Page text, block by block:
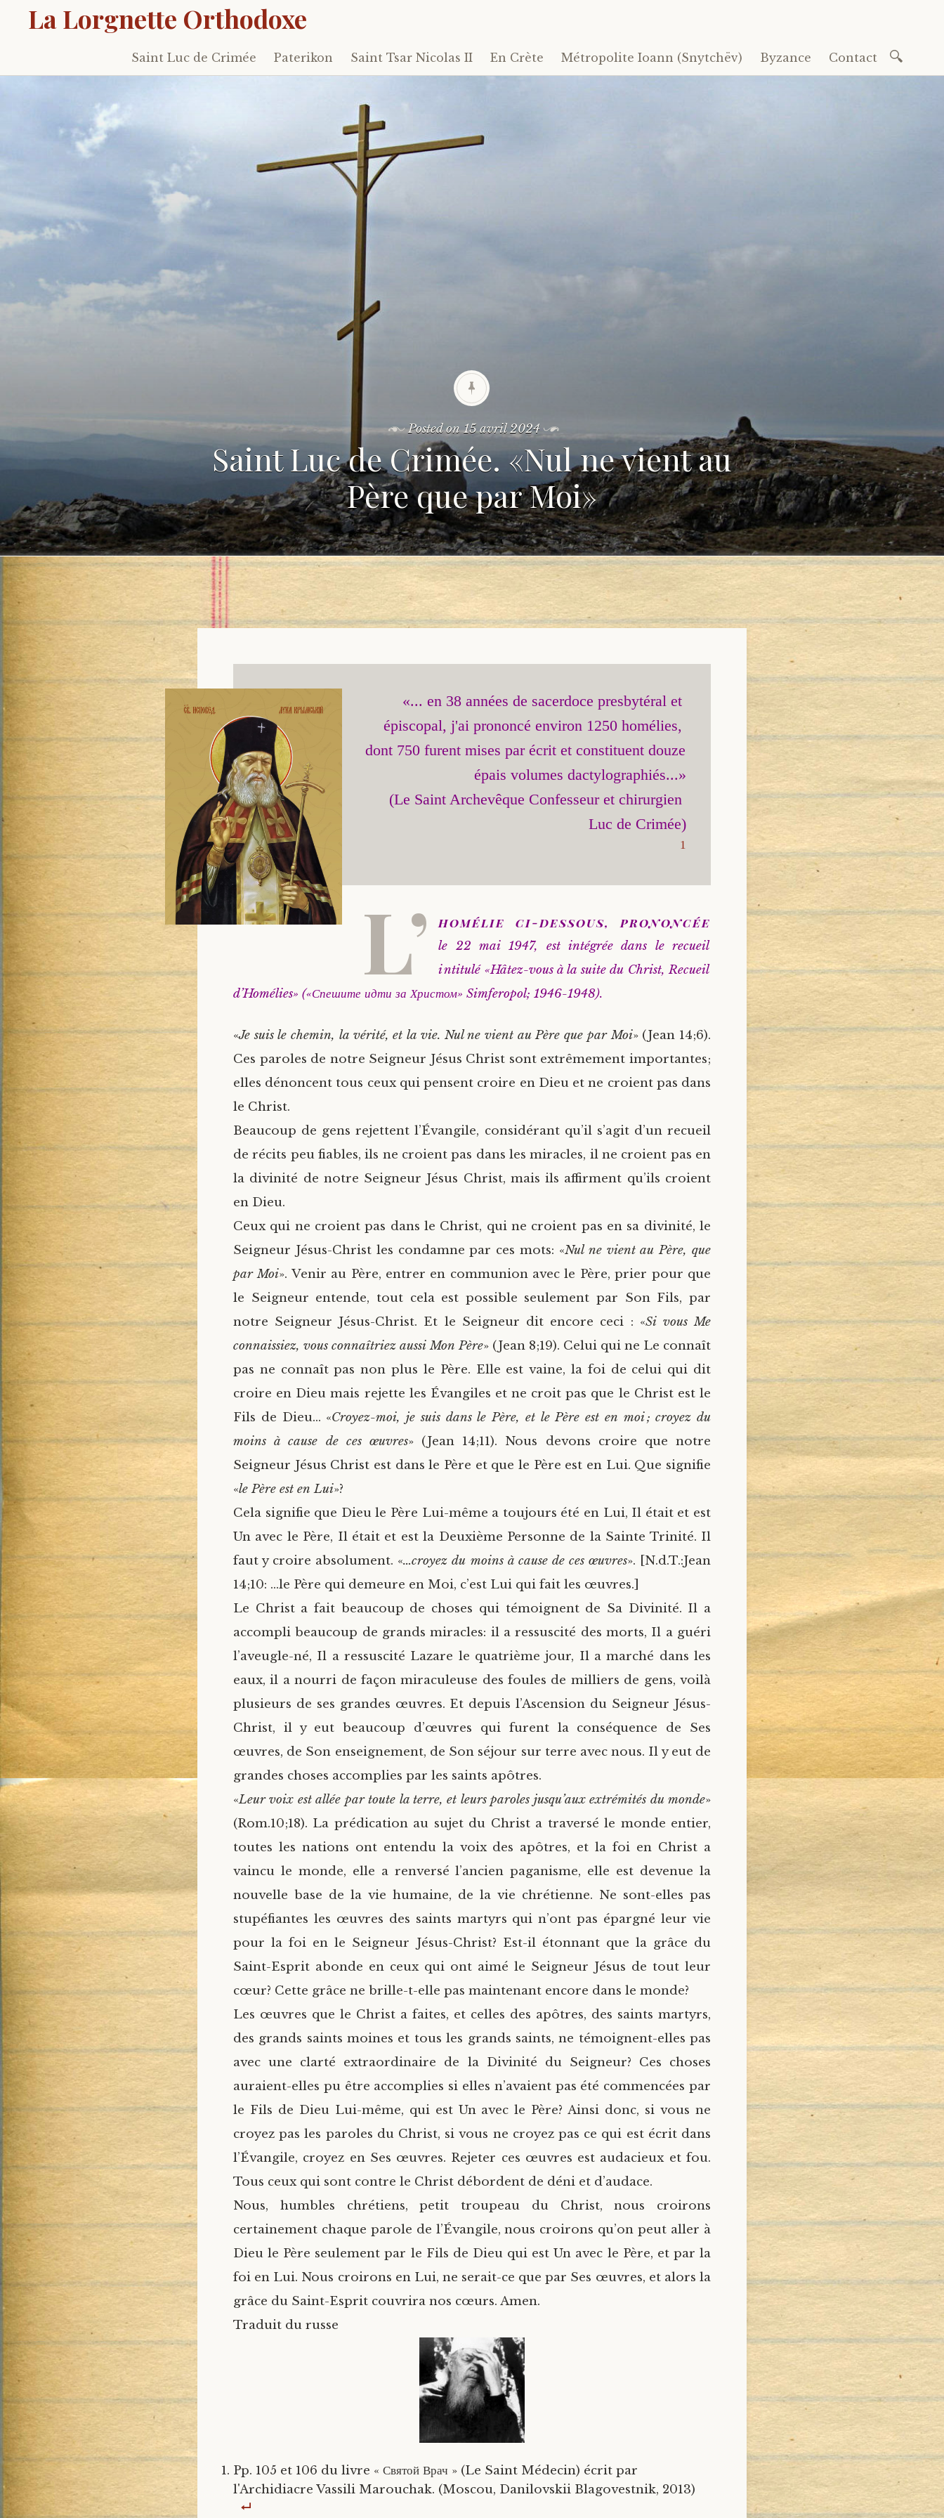
La Lorgnette Orthodoxe
Skip
to
Saint Luc de Crimée Paterikon Saint Tsar Nicolas II En Crète Métropolite Ioann (Snytchëv) Byzance Contact
Posted on15 avril 2024
Saint Luc de Crimée. «Nul ne vient au
Père que par Moi»
«... en 38 années de sacerdoce presbytéral et
épiscopal, j'ai prononcé environ 1250 homélies,
dont 750 furent mises par écrit et constituent douze
épais volumes dactylographiés...»
(Le Saint Archevêque Confesseur et chirurgien
Luc de Crimée)
1
L’ homélie ci-dessous, prononcée
le 22 mai 1947, est intégrée dans le recueil
intitulé «Hâtez-vous à la suite du Christ, Recueil
d’Homélies» («Спешите идти за Христом» Simferopol; 1946-1948).
«Je suis le chemin, la vérité, et la vie. Nul ne vient au Père que par Moi» (Jean 14;6).
Ces paroles de notre Seigneur Jésus Christ sont extrêmement importantes;
elles dénoncent tous ceux qui pensent croire en Dieu et ne croient pas dans
le Christ.
Beaucoup de gens rejettent l’Évangile, considérant qu’il s’agit d’un recueil
de récits peu fiables, ils ne croient pas dans les miracles, il ne croient pas en
la divinité de notre Seigneur Jésus Christ, mais ils affirment qu’ils croient
en Dieu.
Ceux qui ne croient pas dans le Christ, qui ne croient pas en sa divinité, le
Seigneur Jésus-Christ les condamne par ces mots: «Nul ne vient au Père, que
par Moi». Venir au Père, entrer en communion avec le Père, prier pour que
le Seigneur entende, tout cela est possible seulement par Son Fils, par
notre Seigneur Jésus-Christ. Et le Seigneur dit encore ceci : «Si vous Me
connaissiez, vous connaîtriez aussi Mon Père» (Jean 8;19). Celui qui ne Le connaît
pas ne connaît pas non plus le Père. Elle est vaine, la foi de celui qui dit
croire en Dieu mais rejette les Évangiles et ne croit pas que le Christ est le
Fils de Dieu… «Croyez-moi, je suis dans le Père, et le Père est en moi ; croyez du
moins à cause de ces œuvres» (Jean 14;11). Nous devons croire que notre
Seigneur Jésus Christ est dans le Père et que le Père est en Lui. Que signifie
«le Père est en Lui»?
Cela signifie que Dieu le Père Lui-même a toujours été en Lui, Il était et est
Un avec le Père, Il était et est la Deuxième Personne de la Sainte Trinité. Il
faut y croire absolument. «…croyez du moins à cause de ces œuvres». [N.d.T.:Jean
14;10: …le Père qui demeure en Moi, c’est Lui qui fait les œuvres.]
Le Christ a fait beaucoup de choses qui témoignent de Sa Divinité. Il a
accompli beaucoup de grands miracles: il a ressuscité des morts, Il a guéri
l’aveugle-né, Il a ressuscité Lazare le quatrième jour, Il a marché dans les
eaux, il a nourri de façon miraculeuse des foules de milliers de gens, voilà
plusieurs de ses grandes œuvres. Et depuis l’Ascension du Seigneur Jésus-
Christ, il y eut beaucoup d’œuvres qui furent la conséquence de Ses
œuvres, de Son enseignement, de Son séjour sur terre avec nous. Il y eut de
grandes choses accomplies par les saints apôtres.
«Leur voix est allée par toute la terre, et leurs paroles jusqu’aux extrémités du monde»
(Rom.10;18). La prédication au sujet du Christ a traversé le monde entier,
toutes les nations ont entendu la voix des apôtres, et la foi en Christ a
vaincu le monde, elle a renversé l’ancien paganisme, elle est devenue la
nouvelle base de la vie humaine, de la vie chrétienne. Ne sont-elles pas
stupéfiantes les œuvres des saints martyrs qui n’ont pas épargné leur vie
pour la foi en le Seigneur Jésus-Christ? Est-il étonnant que la grâce du
Saint-Esprit abonde en ceux qui ont aimé le Seigneur Jésus de tout leur
cœur? Cette grâce ne brille-t-elle pas maintenant encore dans le monde?
Les œuvres que le Christ a faites, et celles des apôtres, des saints martyrs,
des grands saints moines et tous les grands saints, ne témoignent-elles pas
avec une clarté extraordinaire de la Divinité du Seigneur? Ces choses
auraient-elles pu être accomplies si elles n’avaient pas été commencées par
le Fils de Dieu Lui-même, qui est Un avec le Père? Ainsi donc, si vous ne
croyez pas les paroles du Christ, si vous ne croyez pas ce qui est écrit dans
l’Évangile, croyez en Ses œuvres. Rejeter ces œuvres est audacieux et fou.
Tous ceux qui sont contre le Christ débordent de déni et d’audace.
Nous, humbles chrétiens, petit troupeau du Christ, nous croirons
certainement chaque parole de l’Évangile, nous croirons qu’on peut aller à
Dieu le Père seulement par le Fils de Dieu qui est Un avec le Père, et par la
foi en Lui. Nous croirons en Lui, ne serait-ce que par Ses œuvres, et alors la
grâce du Saint-Esprit couvrira nos cœurs. Amen.
Traduit du russe
Pp. 105 et 106 du livre « Святой Врач » (Le Saint Médecin) écrit par
l'Archidiacre Vassili Marouchak. (Moscou, Danilovskii Blagovestnik, 2013)